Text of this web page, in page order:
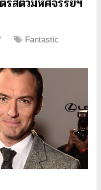
Fantastic